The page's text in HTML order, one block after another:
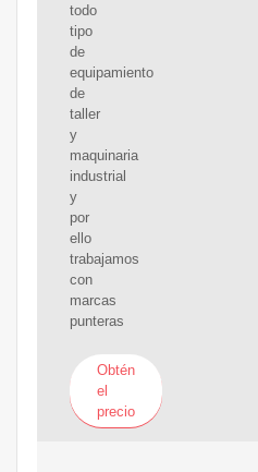
todo
tipo
de
equipamiento
de
taller
y
maquinaria
industrial
y
por
ello
trabajamos
con
marcas
punteras
Obtén
el
precio